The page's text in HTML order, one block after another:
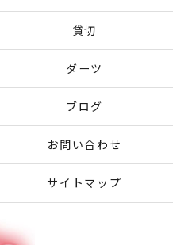
貸切
ダーツ
ブログ
お問い合わせ
サイトマップ